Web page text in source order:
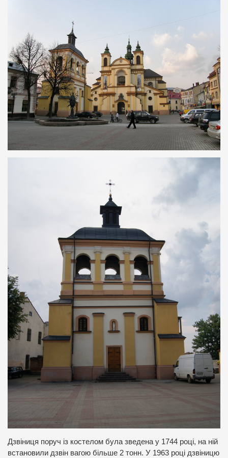
Дзвіниця поруч із костелом була зведена у 1744 році, на ній
встановили дзвін вагою більше 2 тонн. У 1963 році дзвіницю